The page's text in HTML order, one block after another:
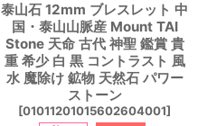
泰山石 12mm ブレスレット 中
国・泰山山脈産 Mount TAI
Stone 天命 古代 神聖 鑑賞 貴
重 希少 白 黒 コントラスト 風
水 魔除け 鉱物 天然石 パワー
ストーン
[01011201015602604001]